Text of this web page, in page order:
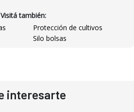
Visitá también:
Protección de cultivos
Silo bolsas
interesarte